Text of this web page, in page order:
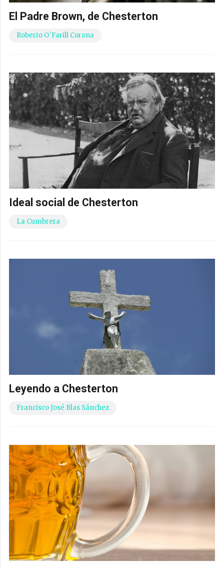
El Padre Brown, de Chesterton
Roberto O´Farill Corona
Ideal social de Chesterton
La Cumbrera
Leyendo a Chesterton
Francisco José Blas Sánchez